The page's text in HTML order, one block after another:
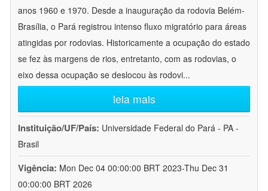
anos 1960 e 1970. Desde a inauguração da rodovia Belém-
Brasília, o Pará registrou intenso fluxo migratório para áreas
atingidas por rodovias. Historicamente a ocupação do estado
se fez às margens de rios, entretanto, com as rodovias, o
eixo dessa ocupação se deslocou às rodovi...
leia mais
Instituição/UF/País: Universidade Federal do Pará - PA -
Brasil
Vigência: Mon Dec 04 00:00:00 BRT 2023-Thu Dec 31
00:00:00 BRT 2026